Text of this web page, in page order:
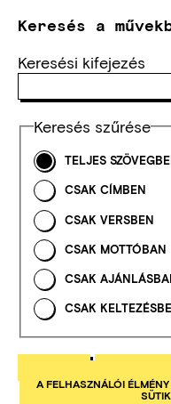
Keresés a
Keresési kifejezés
Keresés szűrése
TELJES
CSAK CÍMBEN
CSAK VERSBEN
CSAK MOTTÓBAN
CSAK
CSAK
A FELHASZNÁLÓI